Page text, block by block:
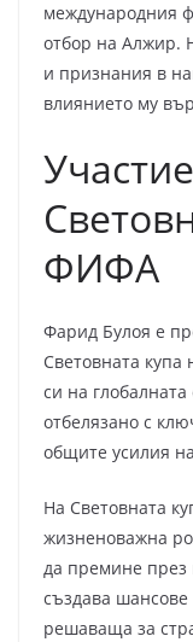
международния
отбор на Алжир.
и признания в
влиянието му
ФИФА
Фарид Булоя е
Световната
си на
отбелязано с
общите усилия
На Световната
жизненоважна
да премине през
създава
решаваща за